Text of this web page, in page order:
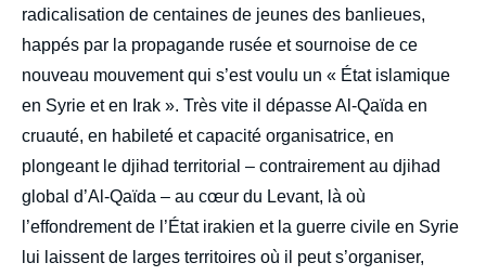
radicalisation de centaines de jeunes des banlieues,
happés par la propagande rusée et sournoise de ce
nouveau mouvement qui s’est voulu un « État islamique
en Syrie et en Irak ». Très vite il dépasse Al-Qaïda en
cruauté, en habileté et capacité organisatrice, en
plongeant le djihad territorial – contrairement au djihad
global d’Al-Qaïda – au cœur du Levant, là où
l’effondrement de l’État irakien et la guerre civile en Syrie
lui laissent de larges territoires où il peut s’organiser,